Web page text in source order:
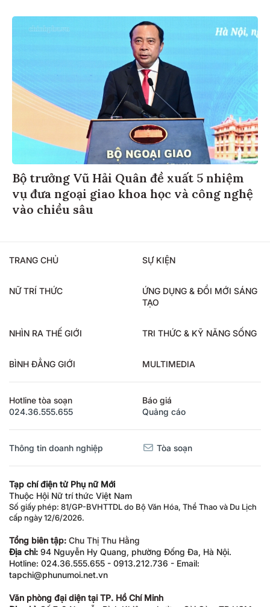
Bộ trưởng Vũ Hải Quân đề xuất 5 nhiệm
vụ đưa ngoại giao khoa học và công nghệ
vào chiều sâu
TRANG CHỦ SỰ KIỆN
NỮ TRÍ THỨC
ỨNG DỤNG & ĐỔI MỚI SÁNG
TẠO
NHÌN RA THẾ GIỚI TRI THỨC & KỸ NĂNG SỐNG
BÌNH ĐẲNG GIỚI MULTIMEDIA
Hotline tòa soạn
024.36.555.655
Báo giá
Quảng cáo
Thông tin doanh nghiệp Tòa soạn
Tạp chí điện tử Phụ nữ Mới
Thuộc Hội Nữ trí thức Việt Nam
Số giấy phép: 81/GP-BVHTTDL do Bộ Văn Hóa, Thể Thao và Du Lịch
cấp ngày 12/6/2026.
Tổng biên tập: Chu Thị Thu Hằng
Địa chỉ: 94 Nguyễn Hy Quang, phường Đống Đa, Hà Nội.
Hotline: 024.36.555.655 - 0913.212.736 - Email:
tapchi@phunumoi.net.vn
Văn phòng đại diện tại TP. Hồ Chí Minh